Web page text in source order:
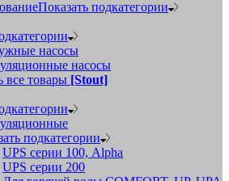
Показать подкатегории
насосы
насосы
все товары [Stout]
подкатегории
UPS серии 100, Alpha
UPS серии 200